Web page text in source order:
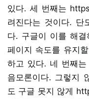
있다. 세 번째는
려진다는 것이다. 단
다. 구글이 이를 해
페이지 속도를 유지
하고 있다. 네 번째
음모론이다. 그렇지
도 구글 못지 않게